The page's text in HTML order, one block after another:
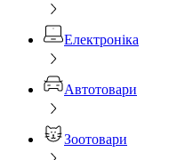
Електроніка
Автотовари
Зоотовари